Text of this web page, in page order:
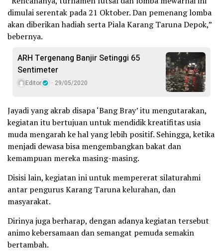
dimulai serentak pada 21 Oktober. Dan pemenang lomba
akan diberikan hadiah serta Piala Karang Taruna Depok,”
bebernya.
ARH Tergenang Banjir Setinggi 65
Sentimeter
Editor 29/05/2020
Jayadi yang akrab disapa ‘Bang Bray’ itu mengutarakan,
kegiatan itu bertujuan untuk mendidik kreatifitas usia
muda mengarah ke hal yang lebih positif. Sehingga, ketika
menjadi dewasa bisa mengembangkan bakat dan
kemampuan mereka masing-masing.
Disisi lain, kegiatan ini untuk mempererat silaturahmi
antar pengurus Karang Taruna kelurahan, dan
masyarakat.
Dirinya juga berharap, dengan adanya kegiatan tersebut
animo kebersamaan dan semangat pemuda semakin
bertambah.